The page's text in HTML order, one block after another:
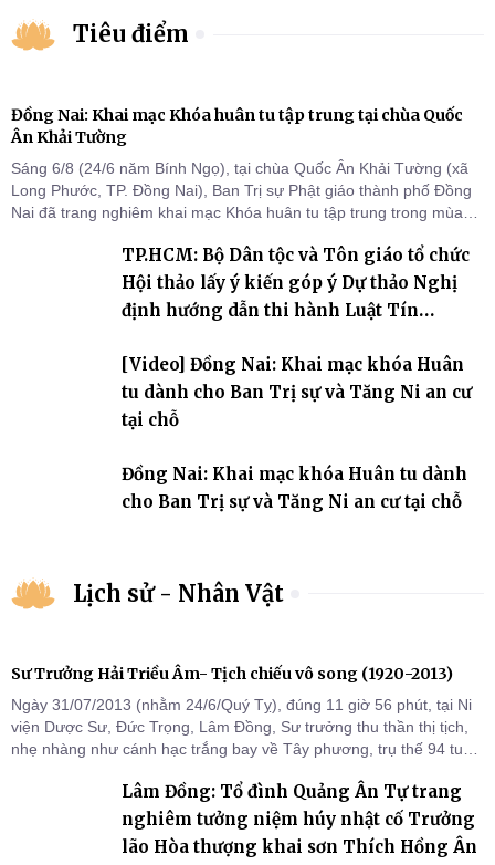
Tiêu điểm
Đồng Nai: Khai mạc Khóa huân tu tập trung tại chùa Quốc
Ân Khải Tường
Sáng 6/8 (24/6 năm Bính Ngọ), tại chùa Quốc Ân Khải Tường (xã
Long Phước, TP. Đồng Nai), Ban Trị sự Phật giáo thành phố Đồng
Nai đã trang nghiêm khai mạc Khóa huân tu tập trung trong mùa
chỗ khu vực VII, VIII và trường hạ chùa Quốc Ân Khải Tường.
TP.HCM: Bộ Dân tộc và Tôn giáo tổ chức
Hội thảo lấy ý kiến góp ý Dự thảo Nghị
định hướng dẫn thi hành Luật Tín
[Video] Đồng Nai: Khai mạc khóa Huân
tu dành cho Ban Trị sự và Tăng Ni an cư
tại chỗ
Đồng Nai: Khai mạc khóa Huân tu dành
cho Ban Trị sự và Tăng Ni an cư tại chỗ
Lịch sử - Nhân Vật
Sư Trưởng Hải Triều Âm- Tịch chiếu vô song (1920-2013)
Ngày 31/07/2013 (nhằm 24/6/Quý Tỵ), đúng 11 giờ 56 phút, tại Ni
viện Dược Sư, Đức Trọng, Lâm Đồng, Sư trưởng thu thần thị tịch,
nhẹ nhàng như cánh hạc trắng bay về Tây phương, trụ thế 94 tuổi
Lâm Đồng: Tổ đình Quảng Ân Tự trang
nghiêm tưởng niệm húy nhật cố Trưởng
lão Hòa thượng khai sơn Thích Hồng Ân